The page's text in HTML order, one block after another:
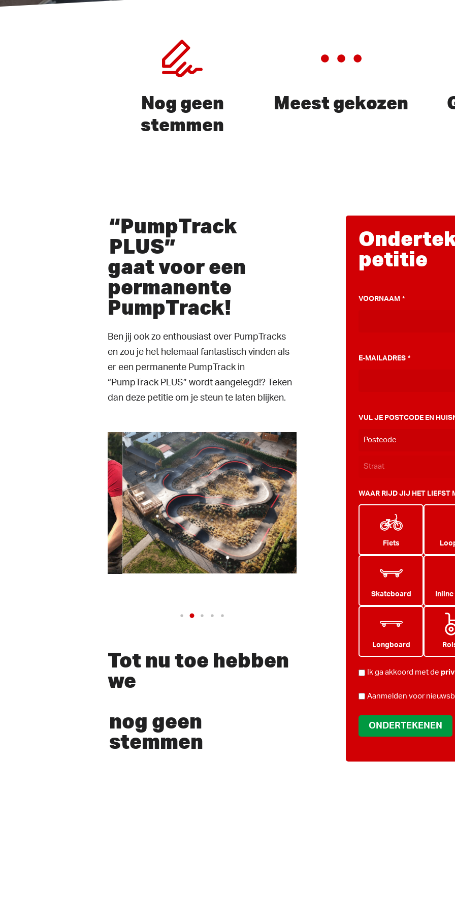
Nog geen
stemmen
Meest gekozen
“PumpTrack
PLUS”
gaat voor een
permanente
PumpTrack!
Ben jij ook zo enthousiast over PumpTracks
en zou je het helemaal fantastisch vinden als
er een permanente PumpTrack in
“PumpTrack PLUS” wordt aangelegd!? Teken
dan deze petitie om je steun te laten blijken.
Tot nu toe hebben
we
nog geen
stemmen
petitie
VOORNAAM *
E-MAILADRES *
VUL JE POSTCODE EN
WAAR RIJD JIJ HET LIEFST
Fiets
Skateboard
Longboard
PRIVACY
Ik ga akkoord met de
NIEUWSBRIEF
Aanmelden voor